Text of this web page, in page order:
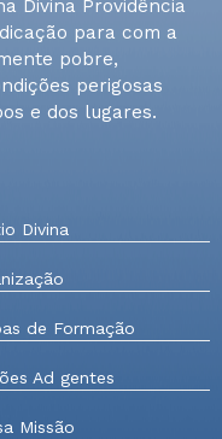
Divina Providência
para com a
pobre,
perigosas
e dos lugares.
Divina
de Formação
Ad gentes
Missão